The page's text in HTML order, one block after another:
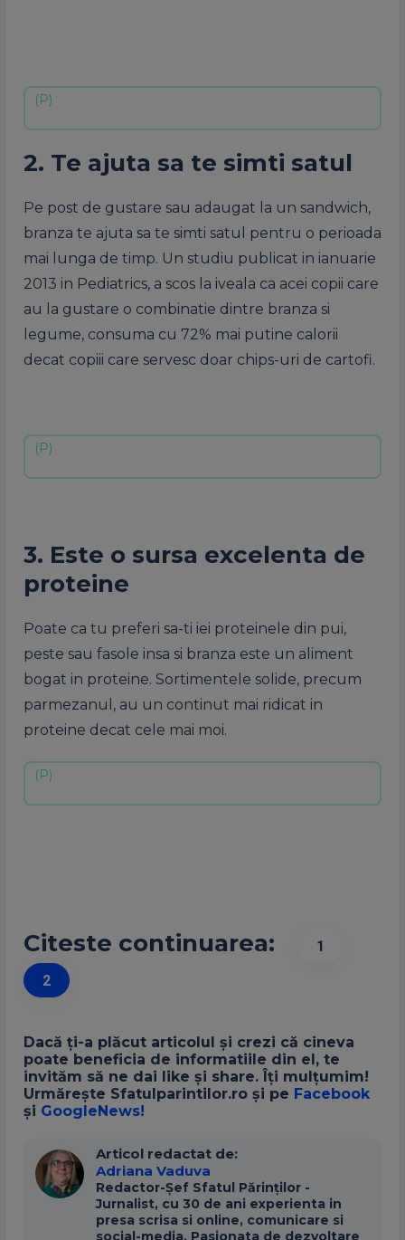
2. Te ajuta sa te simti satul
Pe post de gustare sau adaugat la un sandwich,
branza te ajuta sa te simti satul pentru o perioada
mai lunga de timp. Un studiu publicat in ianuarie
2013 in Pediatrics, a scos la iveala ca acei copii care
au la gustare o combinatie dintre branza si
legume, consuma cu 72% mai putine calorii
decat copiii care servesc doar chips-uri de cartofi.
3. Este o sursa excelenta de
proteine
Poate ca tu preferi sa-ti iei proteinele din pui,
peste sau fasole insa si branza este un aliment
bogat in proteine. Sortimentele solide, precum
parmezanul, au un continut mai ridicat in
proteine decat cele mai moi.
Citeste continuarea:
1
2
Dacă ți-a plăcut articolul și crezi că cineva
poate beneficia de informatiile din el, te
invităm să ne dai like și share. Îți mulțumim!
Urmărește Sfatulparintilor.ro și pe Facebook
și GoogleNews!
Articol redactat de:
Adriana Vaduva
Redactor-Șef Sfatul Părinților -
Jurnalist, cu 30 de ani experienta in
presa scrisa si online, comunicare si
social-media. Pasionata de dezvoltare